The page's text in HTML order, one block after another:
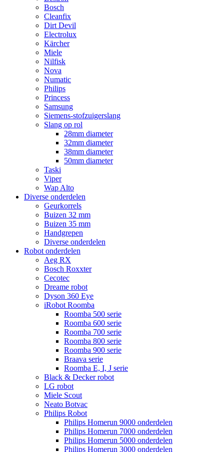
Bosch
Cleanfix
Dirt Devil
Electrolux
Kärcher
Miele
Nilfisk
Nova
Numatic
Philips
Princess
Samsung
Siemens-stofzuigerslang
Slang op rol
28mm diameter
32mm diameter
38mm diameter
50mm diameter
Taski
Viper
Wap Alto
Diverse onderdelen
Geurkorrels
Buizen 32 mm
Buizen 35 mm
Handgrepen
Diverse onderdelen
Robot onderdelen
Aeg RX
Bosch Roxxter
Cecotec
Dreame robot
Dyson 360 Eye
iRobot Roomba
Roomba 500 serie
Roomba 600 serie
Roomba 700 serie
Roomba 800 serie
Roomba 900 serie
Braava serie
Roomba E, I, J serie
Black & Decker robot
LG robot
Miele Scout
Neato Botvac
Philips Robot
Philips Homerun 9000 onderdelen
Philips Homerun 7000 onderdelen
Philips Homerun 5000 onderdelen
Philips Homerun 3000 onderdelen